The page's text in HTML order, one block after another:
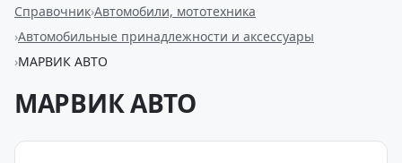
Справочник Автомобили, мототехника
Автомобильные принадлежности и аксессуары
МАРВИК АВТО
МАРВИК АВТО